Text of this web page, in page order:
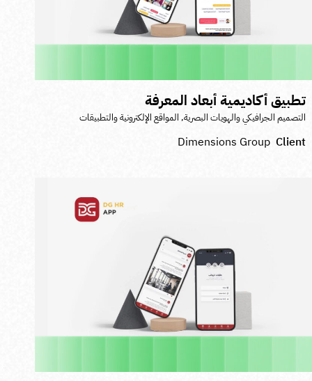
تطبيق أكاديمية أبعاد المعرفة
التصميم الجرافيكي والهويات البصرية,المواقع الإلكترونية والتطبيقات
Client
Dimensions Group